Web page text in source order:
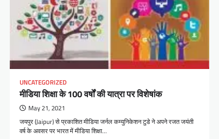
UNCATEGORIZED
मीडिया शिक्षा के 100 वर्षों की यात्रा पर विशेषांक
May 21, 2021
जयपुर (Jaipur) से प्रकाशित मीडिया जर्नल कम्युनिकेशन टुडे ने अपने रजत जयंती
वर्ष के अवसर पर भारत में मीडिया शिक्षा…